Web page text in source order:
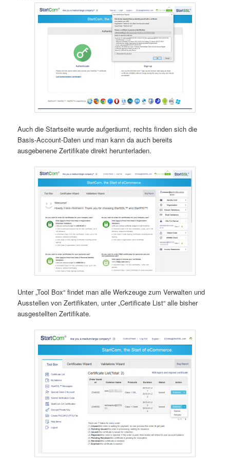
Auch die Startseite wurde aufgeräumt, rechts finden sich die
Basis-Account-Daten und man kann da auch bereits
ausgebenene Zertifikate direkt herunterladen.
Unter „Tool Box“ findet man alle Werkzeuge zum Verwalten und
Ausstellen von Zertifikaten, unter „Certificate List“ alle bisher
ausgestellten Zertifikate.